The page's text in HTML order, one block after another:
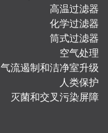
高温过滤器
化学过滤器
筒式过滤器
空气处理
气流遏制和洁净室升级
人类保护
灭菌和交叉污染屏障